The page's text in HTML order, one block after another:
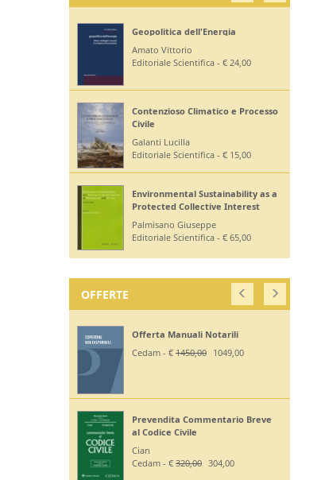
Geopolitica dell'Energia
Amato Vittorio
Editoriale Scientifica - € 24,00
Contenzioso Climatico e Processo
Civile
Galanti Lucilla
Editoriale Scientifica - € 15,00
Environmental Sustainability as a
Protected Collective Interest
Palmisano Giuseppe
Editoriale Scientifica - € 65,00
OFFERTE
Offerta Manuali Notarili
Cedam - € 1450,00 1049,00
Prevendita Commentario Breve
al Codice Civile
Cian
Cedam - € 320,00 304,00